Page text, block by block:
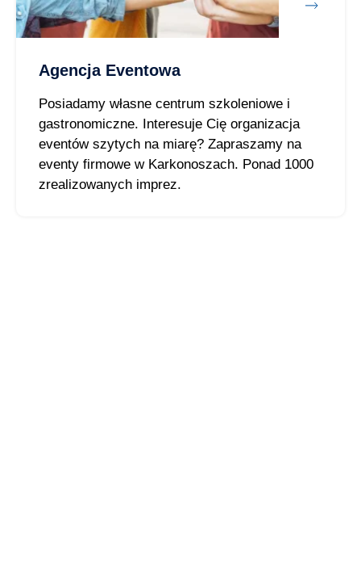
Agencja Eventowa
Posiadamy własne centrum szkoleniowe i
gastronomiczne. Interesuje Cię organizacja
eventów szytych na miarę? Zapraszamy na
eventy firmowe w Karkonoszach. Ponad 1000
zrealizowanych imprez.